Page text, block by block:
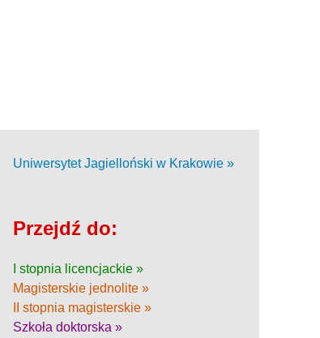
Uniwersytet Jagielloński w Krakowie »
Przejdź do:
I stopnia licencjackie »
Magisterskie jednolite »
II stopnia magisterskie »
Szkoła doktorska »